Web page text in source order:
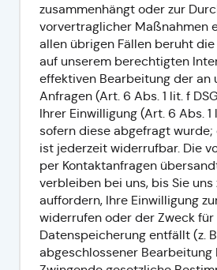
zusammenhängt oder zur
vorvertraglicher Maßnahmen
allen übrigen Fällen beruht
auf unserem berechtigten
effektiven Bearbeitung der an
Anfragen (Art. 6 Abs. 1 lit. f
Ihrer Einwilligung (Art. 6 Abs. 1
sofern diese abgefragt wurde;
ist jederzeit widerrufbar. Die
per Kontaktanfragen
verbleiben bei uns, bis Sie uns
auffordern, Ihre Einwilligung
widerrufen oder der Zweck für
Datenspeicherung entfällt (z.
abgeschlossener Bearbeitung